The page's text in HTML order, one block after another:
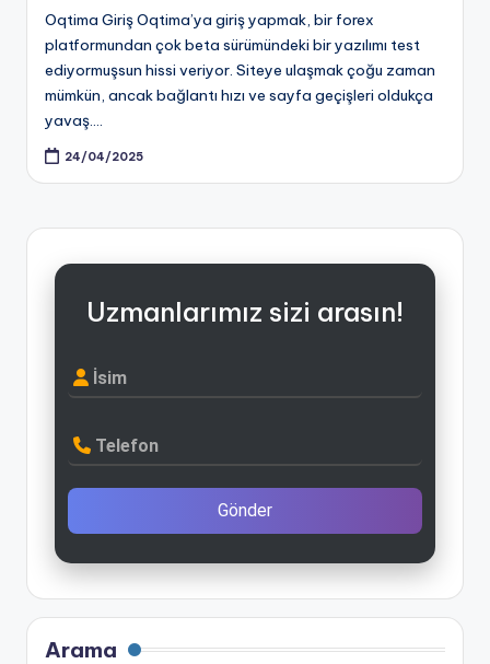
Oqtima Giriş Oqtima’ya giriş yapmak, bir forex
platformundan çok beta sürümündeki bir yazılımı test
ediyormuşsun hissi veriyor. Siteye ulaşmak çoğu zaman
mümkün, ancak bağlantı hızı ve sayfa geçişleri oldukça
yavaş.…
24/04/2025
Uzmanlarımız sizi arasın!
İsim
Telefon
Gönder
Arama